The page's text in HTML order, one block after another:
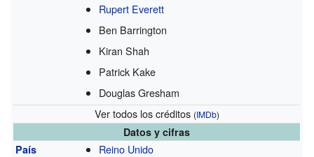
Rupert Everett
Ben Barrington
Kiran Shah
Patrick Kake
Douglas Gresham
Ver todos los créditos (IMDb)
Datos y cifras
País
Reino Unido